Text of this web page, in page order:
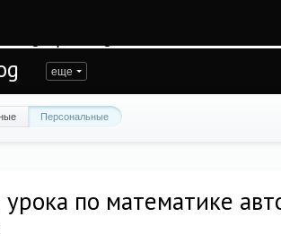
еще
Персональные
урока по математике